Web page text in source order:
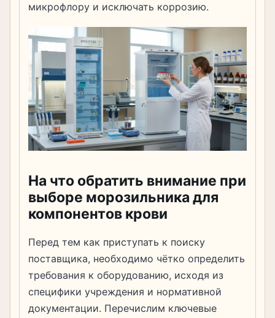
микрофлору и исключать коррозию.
На что обратить внимание при
выборе морозильника для
компонентов крови
Перед тем как приступать к поиску
поставщика, необходимо чётко определить
требования к оборудованию, исходя из
специфики учреждения и нормативной
документации. Перечислим ключевые